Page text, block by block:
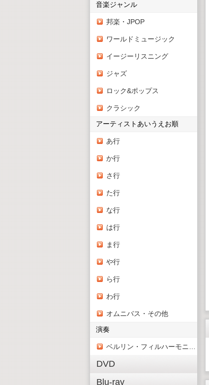
音楽ジャンル
邦楽・JPOP
ワールドミュージック
イージーリスニング
ジャズ
ロック&ポップス
クラシック
アーティストあいうえお順
あ行
か行
さ行
た行
な行
は行
ま行
や行
ら行
わ行
オムニバス・その他
演奏
DVD
Blu-ray